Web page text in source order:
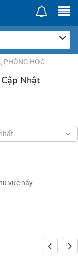
PHÒNG HỌC
Nhật
vực này